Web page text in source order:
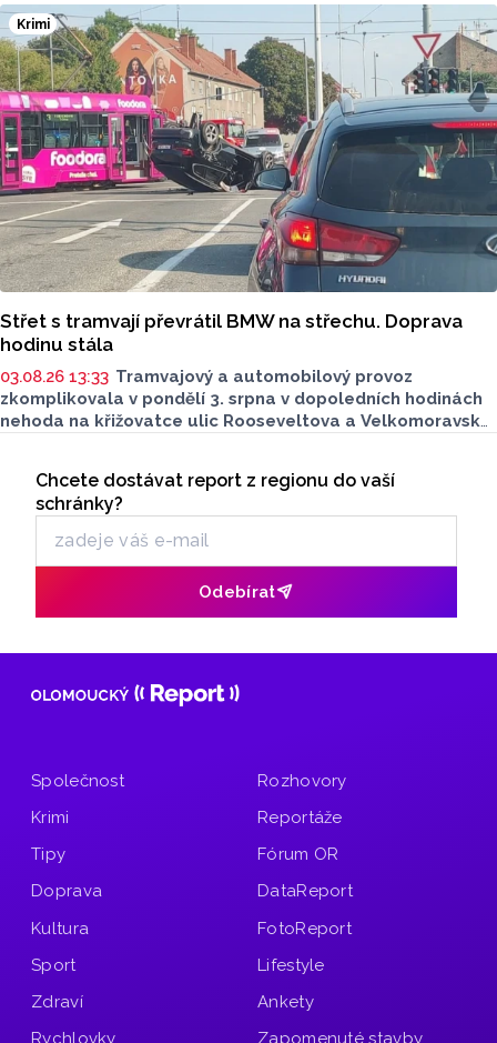
Znáte je?
Krimi
Střet s tramvají převrátil BMW na střechu. Doprava
hodinu stála
03.08.26 13:33 Tramvajový a automobilový provoz
zkomplikovala v pondělí 3. srpna v dopoledních hodinách
nehoda na křižovatce ulic Rooseveltova a Velkomoravská.
policie vyšetřuje, tramvaje v dotčeném úseku hodinu
nejezdily.
Odběr newsletteru
Chcete dostávat report z regionu do vaší
schránky?
Odebírat
Společnost
Krimi
Tipy
Doprava
Kultura
Sport
Zdraví
Rychlovky
Rozhovory
Reportáže
Fórum OR
DataReport
FotoReport
Lifestyle
Ankety
Zapomenuté stavby